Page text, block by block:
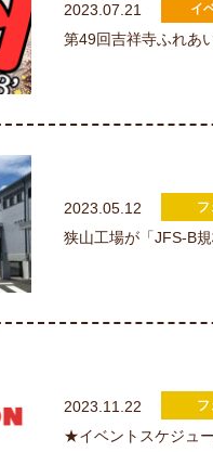
2023.07.21
第49回吉祥寺ふれあ
2023.05.12
狭山工場が「JFS-B
2023.11.22
★イベントスケジュ